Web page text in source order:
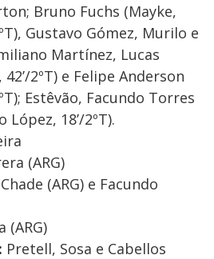
Bruno Fuchs (Mayke,
Gustavo Gómez, Murilo e
Martínez, Lucas
2ºT) e Felipe Anderson
Estêvão, Facundo Torres
18’/2ºT).
(ARG)
(ARG) e Facundo
(ARG)
Pretell, Sosa e Cabellos